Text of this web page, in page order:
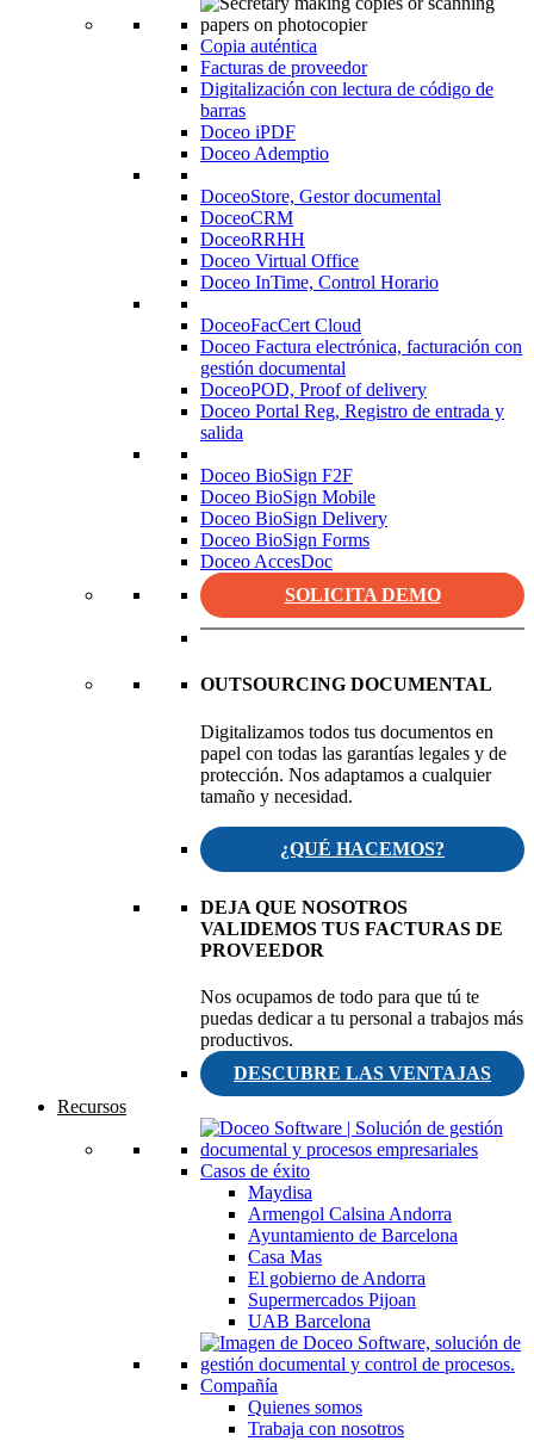
Copia auténtica
Facturas de proveedor
Digitalización con lectura de código de
barras
Doceo iPDF
Doceo Ademptio
DoceoStore, Gestor documental
DoceoCRM
DoceoRRHH
Doceo Virtual Office
Doceo InTime, Control Horario
DoceoFacCert Cloud
Doceo Factura electrónica, facturación con
gestión documental
DoceoPOD, Proof of delivery
Doceo Portal Reg, Registro de entrada y
salida
Doceo BioSign F2F
Doceo BioSign Mobile
Doceo BioSign Delivery
Doceo BioSign Forms
Doceo AccesDoc
SOLICITA DEMO
OUTSOURCING DOCUMENTAL
Digitalizamos todos tus documentos en
papel con todas las garantías legales y de
protección. Nos adaptamos a cualquier
tamaño y necesidad.
¿QUÉ HACEMOS?
DEJA QUE NOSOTROS
VALIDEMOS TUS FACTURAS DE
PROVEEDOR
Nos ocupamos de todo para que tú te
puedas dedicar a tu personal a trabajos más
productivos.
DESCUBRE LAS VENTAJAS
Recursos
Casos de éxito
Maydisa
Armengol Calsina Andorra
Ayuntamiento de Barcelona
Casa Mas
El gobierno de Andorra
Supermercados Pijoan
UAB Barcelona
Compañía
Quienes somos
Trabaja con nosotros